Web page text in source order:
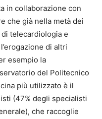
in collaborazione con
che già nella metà dei
telecardiologia e
di altri
esempio la
del Politecnico
più utilizzato è il
(47% degli specialisti
che raccoglie